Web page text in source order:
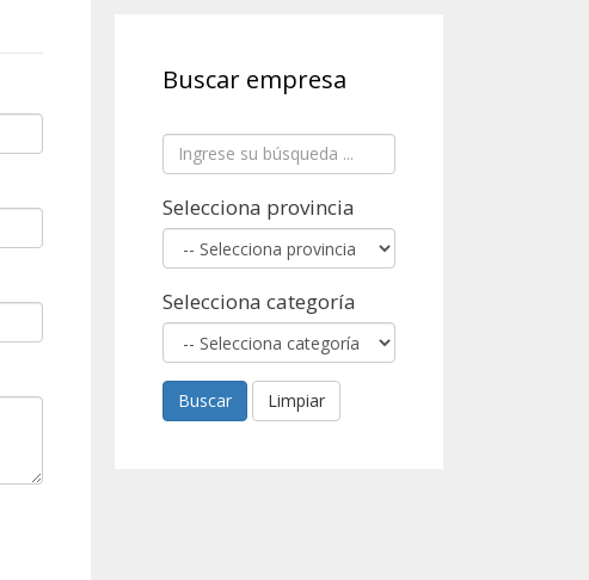
Buscar empresa
Selecciona provincia
Selecciona categoría
Buscar Limpiar